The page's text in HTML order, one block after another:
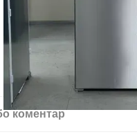
коментар